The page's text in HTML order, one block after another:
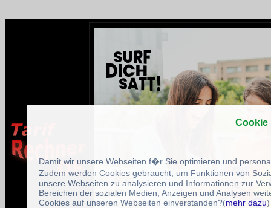
Cookie
Damit wir unsere Webseiten f�r Sie optimieren und
Zudem werden Cookies gebraucht, um Funktionen von
unsere Webseiten zu analysieren und Informationen zur
Bereichen der sozialen Medien, Anzeigen und Analysen
Cookies auf unseren Webseiten einverstanden?(mehr dazu)